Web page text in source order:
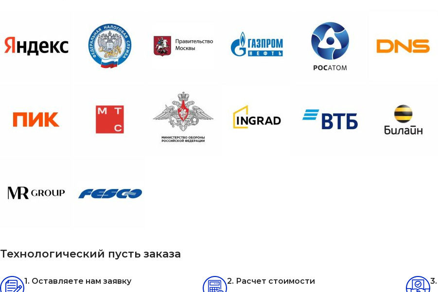
Технологический пусть заказа
1. Оставляете нам заявку 2. Расчет стоимости